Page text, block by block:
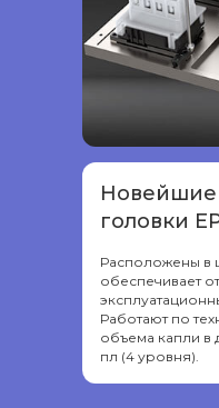
головки
Расположены в
обеспечивает
Работают по
объема капли в
пл (4 уровня).